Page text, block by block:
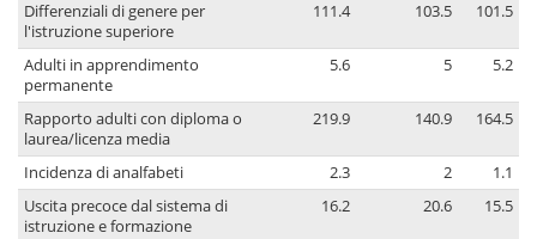
Differenziali di genere per
l'istruzione superiore
111.4 103.5 101.5
Adulti in apprendimento
permanente
5.6 5 5.2
Rapporto adulti con diploma o
laurea/licenza media
219.9 140.9 164.5
Incidenza di analfabeti 2.3 2
1.1
Uscita precoce dal sistema di
istruzione e formazione
16.2 20.6 15.5